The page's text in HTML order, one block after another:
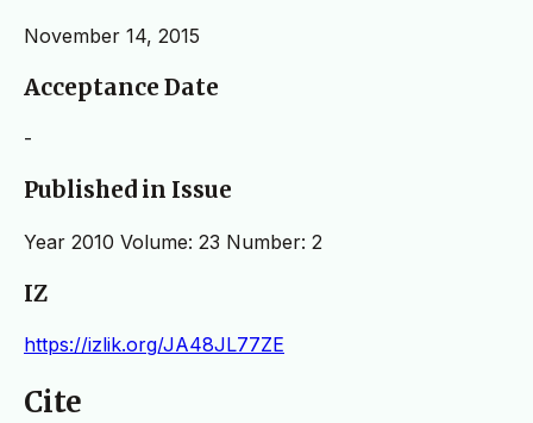
November 14, 2015
Acceptance Date
-
Published in Issue
Year 2010 Volume: 23 Number: 2
IZ
https://izlik.org/JA48JL77ZE
Cite